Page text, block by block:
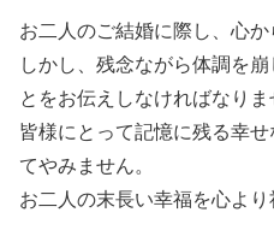
お二人のご結婚に際し、心か
しかし、残念ながら体調を
とをお伝えしなければなりま
皆様にとって記憶に残る幸
てやみません。
お二人の末長い幸福を心より